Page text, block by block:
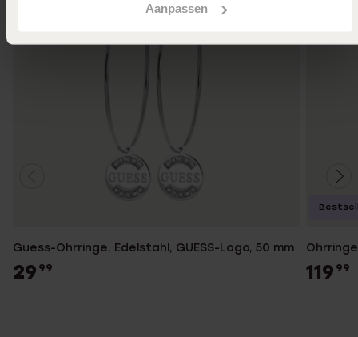
Aanpassen
Guess-Ohrringe, Edelstahl, GUESS-Logo, 50 mm
29 99 119 99